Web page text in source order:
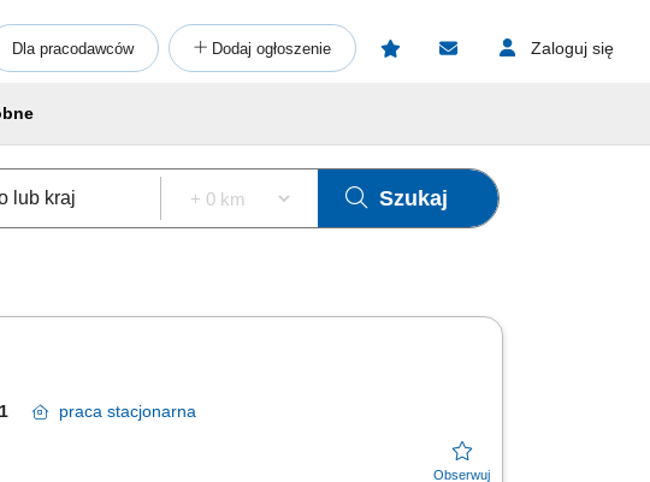
Dla pracodawców Dodaj ogłoszenie Zaloguj się
Szukaj
1 praca stacjonarna